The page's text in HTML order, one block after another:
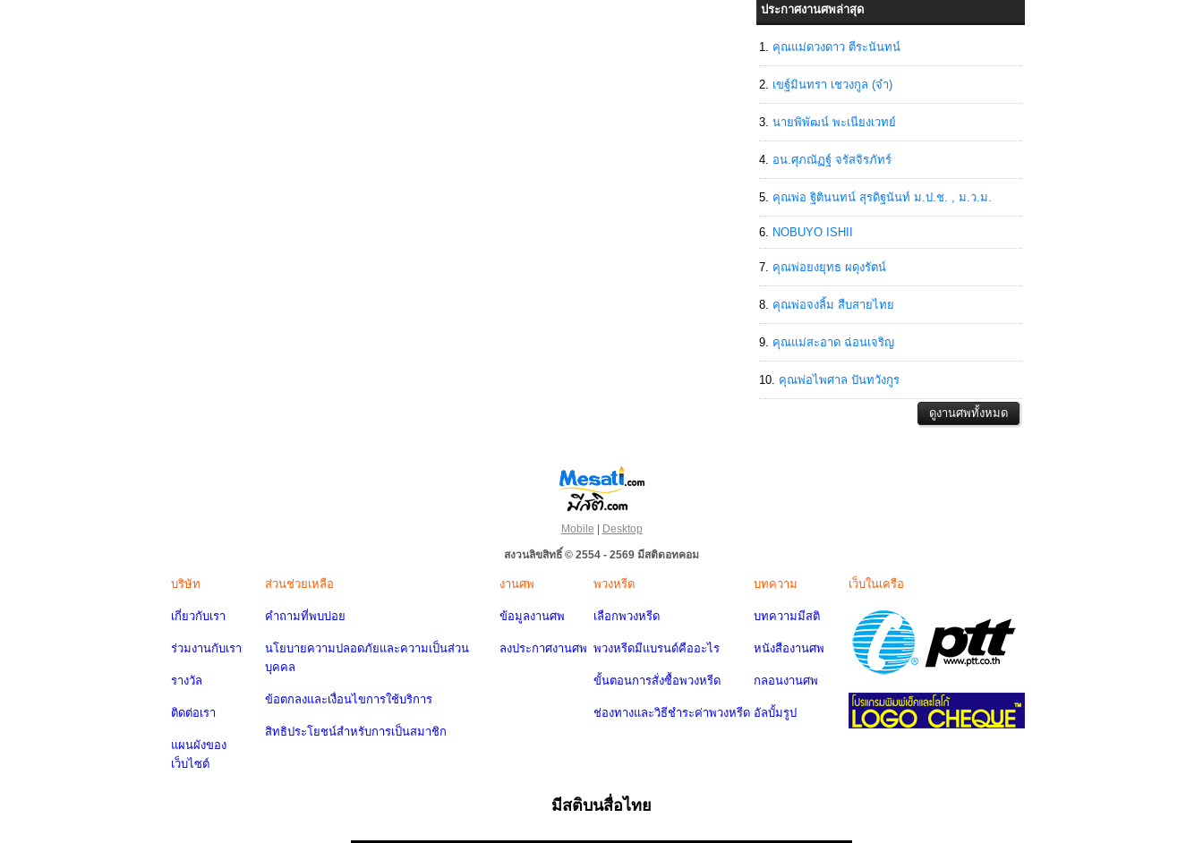
ประกาศงานศพล่าสุด
คุณแม่ดวงดาว ตีระนันทน์
เขฐ์มินทรา เชวงกูล (จ๋า)
นายพิพัฒน์ พะเนียงเวทย์
อน.ศุภณัฏฐ์ จรัสจิรภัทร์
คุณพ่อ ฐิตินนทน์ สุรดิฐนันท์ ม.ป.ช. , ม.ว.ม.
NOBUYO ISHII
คุณพ่อยงยุทธ ผดุงรัตน์
คุณพ่อจงลิ้ม สืบสายไทย
คุณแม่สะอาด ฉ่อนเจริญ
คุณพ่อไพศาล ปันทวังกูร
Mobile | Desktop
สงวนลิขสิทธิ์ © 2554 - 2569 มีสติดอทคอม
บริษัท
เกี่ยวกับเรา
ร่วมงานกับเรา
รางวัล
ติดต่อเรา
แผนผังของ
เว็บไซต์
ส่วนช่วยเหลือ
คำถามที่พบบ่อย
นโยบายความปลอดภัยและความเป็นส่วน
บุคคล
ข้อตกลงและเงื่อนไขการใช้บริการ
สิทธิประโยชน์สำหรับการเป็นสมาชิก
งานศพ
ข้อมูลงานศพ
ลงประกาศงานศพ
พวงหรีด
เลือกพวงหรีด
พวงหรีดมีแบรนด์คืออะไร
ขั้นตอนการสั่งซื้อพวงหรีด
ช่องทางและวิธีชำระค่าพวงหรีด
บทความ
บทความมีสติ
หนังสืองานศพ
กลอนงานศพ
อัลบั้มรูป
เว็บในเครือ
มีสติบนสื่อไทย